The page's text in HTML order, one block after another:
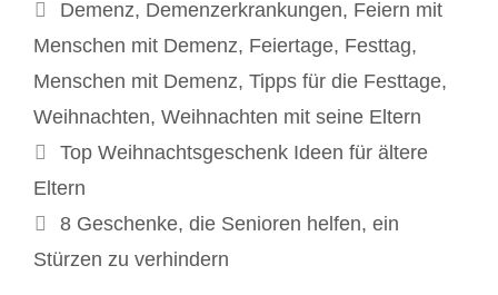
Schlagwörter
Demenz, Demenzerkrankungen, Feiern mit
Menschen mit Demenz, Feiertage, Festtag,
Menschen mit Demenz, Tipps für die Festtage,
Weihnachten, Weihnachten mit seine Eltern
Beitrags-
Navigation
Top Weihnachtsgeschenk Ideen für ältere
Eltern
8 Geschenke, die Senioren helfen, ein
Stürzen zu verhindern